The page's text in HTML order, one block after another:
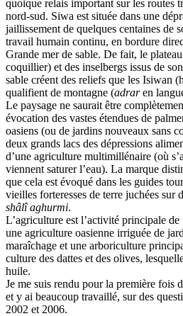
quoique relais important sur les routes
nord-sud. Siwa est située dans une
jaillissement de quelques centaines de
travail humain continu, en bordure
Grande mer de sable. De fait, le
coquillier) et des inselbergs issus de
sable créent des reliefs que les Isiwan
qualifient de montagne (adraren
Le paysage ne saurait être
évocation des vastes étendues de
oasiens (ou de jardins nouveaux sans
deux grands lacs des dépressions
d’une agriculture multimillénaire (où
viennent saturer l’eau). La marque
que cela est évoqué dans les guides
vieilles forteresses de terre juchées sur
shâlî aghurmi.
L’agriculture est l’activité principale de
une agriculture oasienne irriguée de
maraîchage et une arboriculture
culture des dattes et des olives,
huile.
Je me suis rendu pour la première fois
et y ai beaucoup travaillé, sur des
2002 et 2006.